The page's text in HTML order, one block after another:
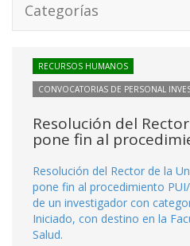
Categorías
RECURSOS HUMANOS
CONVOCATORIAS DE PERSONAL
Resolución del
pone fin al
Resolución del Rector de la
pone fin al procedimiento
de un investigador con
Iniciado, con destino en la
Salud.